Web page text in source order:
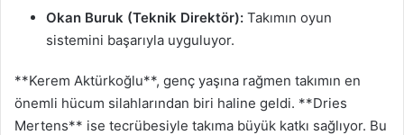
Okan Buruk (Teknik Direktör): Takımın oyun
sistemini başarıyla uyguluyor.
**Kerem Aktürkoğlu**, genç yaşına rağmen takımın en
önemli hücum silahlarından biri haline geldi. **Dries
Mertens** ise tecrübesiyle takıma büyük katkı sağlıyor. Bu